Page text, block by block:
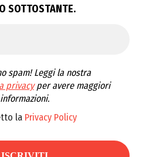
SOTTOSTANTE.
spam! Leggi la nostra
privacyper avere maggiori
informazioni.
la Privacy Policy